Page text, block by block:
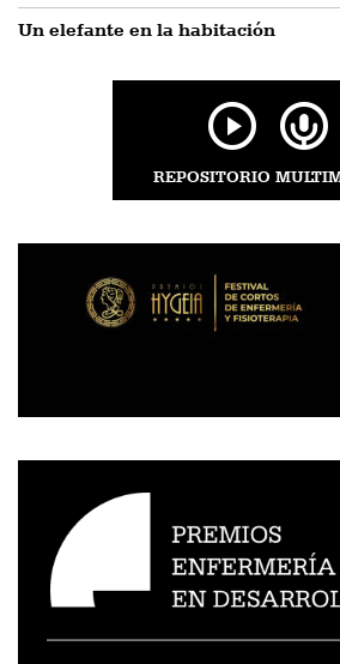
Un elefante en la habitación
REPOSITORIO